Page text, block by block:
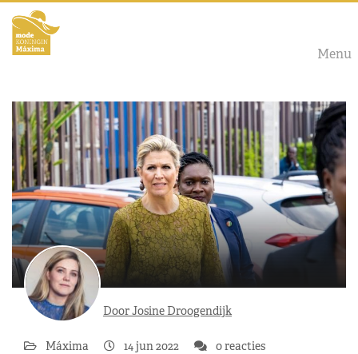
Menu
Door Josine Droogendijk
Máxima 14 jun 2022 0 reacties